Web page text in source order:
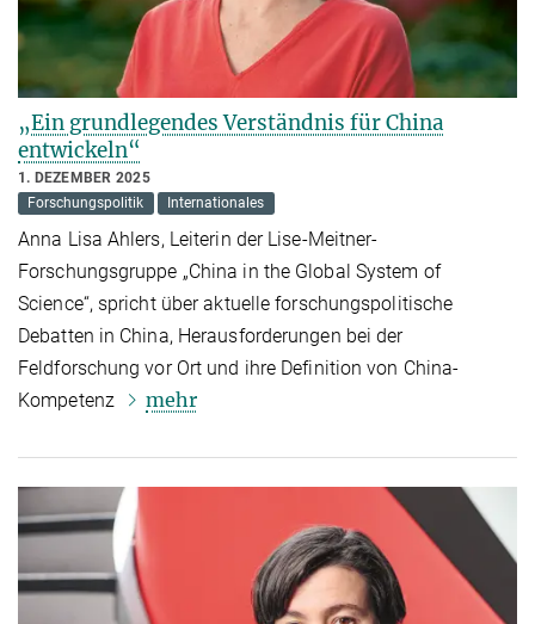
„Ein grundlegendes Verständnis für China
entwickeln“
1. DEZEMBER 2025
Forschungspolitik
Internationales
Anna Lisa Ahlers, Leiterin der Lise-Meitner-
Forschungsgruppe „China in the Global System of
Science“, spricht über aktuelle forschungspolitische
Debatten in China, Herausforderungen bei der
Feldforschung vor Ort und ihre Definition von China-
Kompetenz
mehr